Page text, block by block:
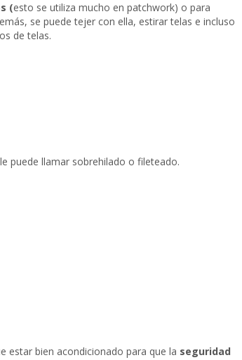
(esto se utiliza mucho en patchwork) o para
se puede tejer con ella, estirar telas e incluso
de telas.
puede llamar sobrehilado o fileteado.
estar bien acondicionado para que la seguridad